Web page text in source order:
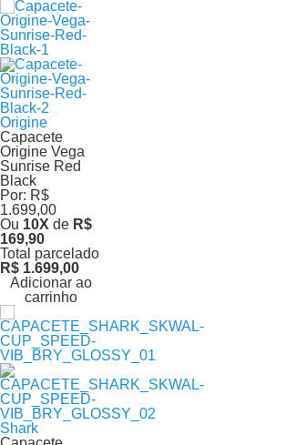
Origine
Capacete
Origine Vega
Sunrise Red
Black
Por: R$
1.699,00
Ou 10X de R$
169,90
Total parcelado
R$ 1.699,00
Adicionar ao
carrinho
Shark